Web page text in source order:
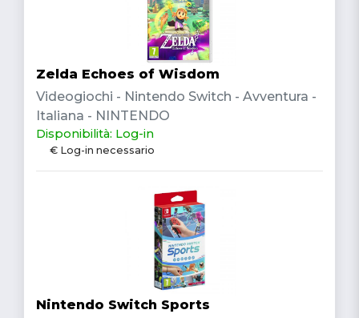
Zelda Echoes of Wisdom
Videogiochi - Nintendo Switch - Avventura -
Italiana - NINTENDO
Disponibilità: Log-in
€ Log-in necessario
Nintendo Switch Sports